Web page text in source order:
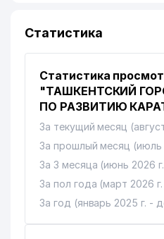
Статистика
Статистика
"ТАШКЕНТСКИЙ
ПО РАЗВИТИЮ
За текущий месяц
За прошлый месяц (июль
За 3 месяца (июнь 2026
За пол года (март 2026
За год (январь 2025 г. -